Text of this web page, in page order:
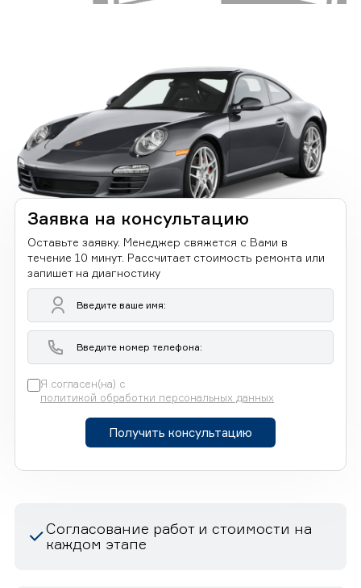
Заявка на консультацию
Оставьте заявку. Менеджер свяжется с Вами в
течение 10 минут. Рассчитает стоимость ремонта или
запишет на диагностику
Я согласен(на) с
политикой обработки персональных данных
Получить консультацию
Согласование работ и стоимости на
каждом этапе